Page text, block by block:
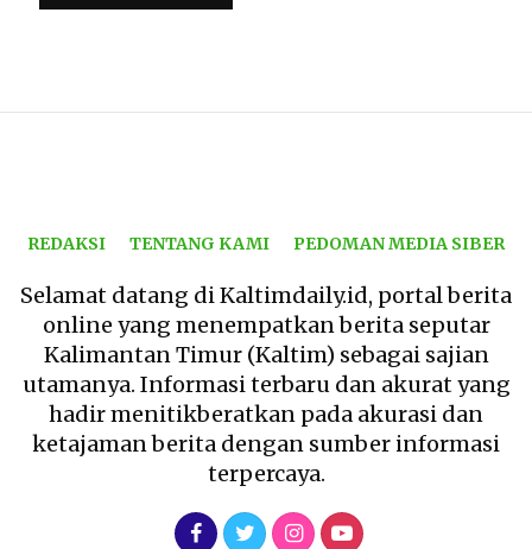
REDAKSI TENTANG KAMI PEDOMAN MEDIA SIBER
Selamat datang di Kaltimdaily.id, portal berita
online yang menempatkan berita seputar
Kalimantan Timur (Kaltim) sebagai sajian
utamanya. Informasi terbaru dan akurat yang
hadir menitikberatkan pada akurasi dan
ketajaman berita dengan sumber informasi
terpercaya.